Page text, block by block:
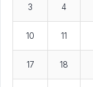
3 4
10 11
17 18